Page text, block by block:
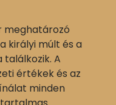
meghatározó
királyi múlt és a
A
értékek és az
minden